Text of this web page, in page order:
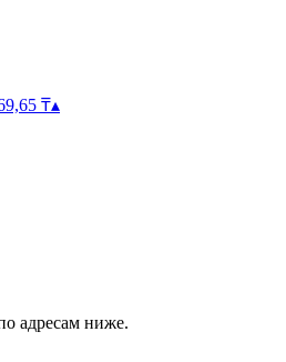
₸▴
адресам ниже.